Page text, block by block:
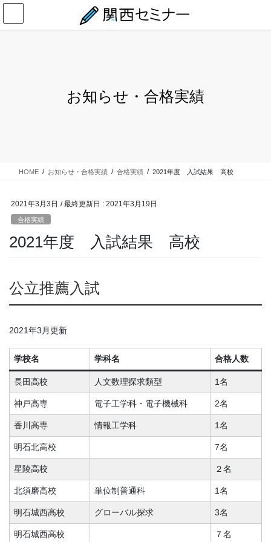
コ
ナ
お知らせ・合格実績
HOME お知らせ・合格実績 合格実績 2021年度 入試結果 高校
2021年3月3日 / 最終更新日 : 2021年3月19日
合格実績
2021年度 入試結果 高校
公立推薦入試
2021年3月更新
学校名 学科名 合格人数
長田高校 人文数理探求類型 1名
神戸高専 電子工学科・電子機械科 2名
香川高専 情報工学科 1名
明石北高校 7名
星陵高校 ２名
北須磨高校 単位制普通科 1名
明石城西高校 グローバル探求 3名
明石城西高校 ７名